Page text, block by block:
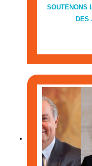
SOUTENONS
DES